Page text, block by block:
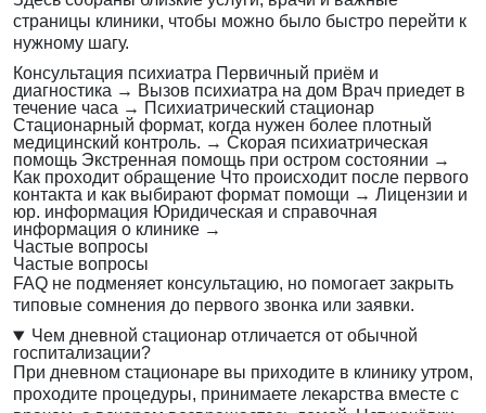
страницы клиники, чтобы можно было быстро перейти к
нужному шагу.
Консультация психиатра Первичный приём и
диагностика → Вызов психиатра на дом Врач приедет в
течение часа → Психиатрический стационар
Стационарный формат, когда нужен более плотный
медицинский контроль. → Скорая психиатрическая
помощь Экстренная помощь при остром состоянии →
Как проходит обращение Что происходит после первого
контакта и как выбирают формат помощи → Лицензии и
юр. информация Юридическая и справочная
информация о клинике →
Частые вопросы
Частые вопросы
FAQ не подменяет консультацию, но помогает закрыть
типовые сомнения до первого звонка или заявки.
Чем дневной стационар отличается от обычной
госпитализации?
При дневном стационаре вы приходите в клинику утром,
проходите процедуры, принимаете лекарства вместе с